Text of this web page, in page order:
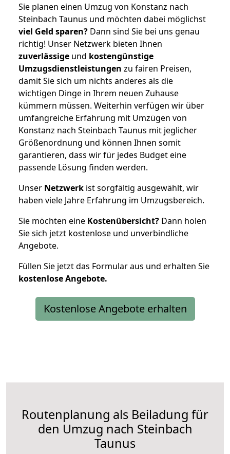
Sie planen einen Umzug von Konstanz nach
Steinbach Taunus und möchten dabei möglichst
viel Geld sparen? Dann sind Sie bei uns genau
richtig! Unser Netzwerk bieten Ihnen
zuverlässige und kostengünstige
Umzugsdienstleistungen zu fairen Preisen,
damit Sie sich um nichts anderes als die
wichtigen Dinge in Ihrem neuen Zuhause
kümmern müssen. Weiterhin verfügen wir über
umfangreiche Erfahrung mit Umzügen von
Konstanz nach Steinbach Taunus mit jeglicher
Größenordnung und können Ihnen somit
garantieren, dass wir für jedes Budget eine
passende Lösung finden werden.
Unser Netzwerk ist sorgfältig ausgewählt, wir
haben viele Jahre Erfahrung im Umzugsbereich.
Sie möchten eine Kostenübersicht? Dann holen
Sie sich jetzt kostenlose und unverbindliche
Angebote.
Füllen Sie jetzt das Formular aus und erhalten Sie
kostenloseAngebote.
Kostenlose Angebote erhalten
Routenplanung als Beiladung für
den Umzug nach Steinbach
Taunus